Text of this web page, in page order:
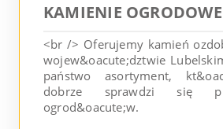
KAMIENIE OGRODOWE
<br /> Oferujemy kamień
wojew&oacute;dztwie
państwo asortyment,
dobrze sprawdzi się
ogrod&oacute;w.